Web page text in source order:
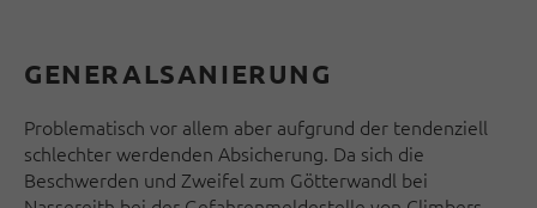
GENERALSANIERUNG
Problematisch vor allem aber aufgrund der tendenziell
schlechter werdenden Absicherung. Da sich die
Beschwerden und Zweifel zum Götterwandl bei